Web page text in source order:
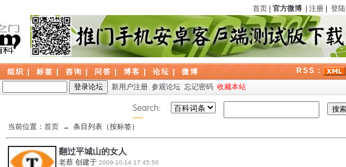
首页 官方微博 注册 登陆
组织 标签 咨询 问答 博客 论坛 微博
RSS：
新用户注册 参观论坛 忘记密码 收藏本站
当前位置： 首页 → 条目列表（按标签）
翻过平城山的女人
老蔡 创建于 2009-10-14 17:45:50